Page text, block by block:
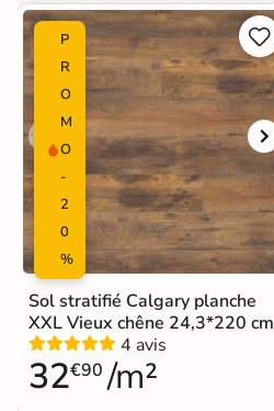
P
R
O
M
O
-
2
0
%


Sol stratifié Calgary planche
XXL Vieux chêne 24,3*220 cm
4 avis
32€90 /m²